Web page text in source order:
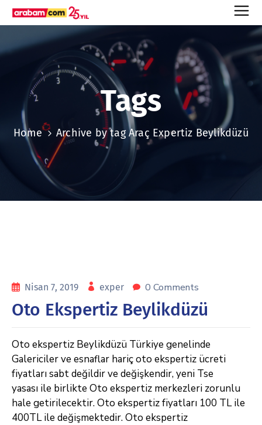
Tags
Home Archive by tag Araç Expertiz Beylikdüzü
Nisan 7, 2019 exper 0 Comments
Oto Ekspertiz Beylikdüzü
Oto ekspertiz Beylikdüzü Türkiye genelinde
Galericiler ve esnaflar hariç oto ekspertiz ücreti
fiyatları sabt değildir ve değişkendir, yeni Tse
yasası ile birlikte Oto ekspertiz merkezleri zorunlu
hale getirilecektir. Oto ekspertiz fiyatları 100 TL ile
400TL ile değişmektedir. Oto ekspertiz